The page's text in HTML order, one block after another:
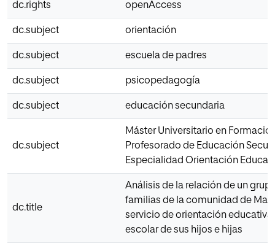
dc.rights openAccess
dc.subject orientación
dc.subject escuela de padres
dc.subject psicopedagogía
dc.subject educación secundaria
dc.subject
Máster Universitario en
Profesorado de Educación
Especialidad Orientación
dc.title
Análisis de la relación de un
familias de la comunidad de
servicio de orientación educativa
escolar de sus hijos e hijas